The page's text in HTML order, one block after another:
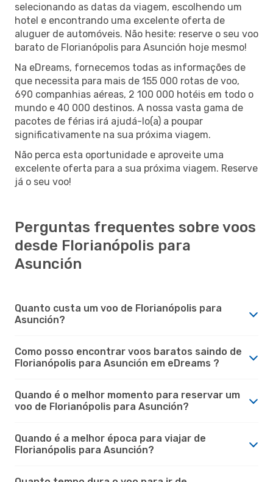
selecionando as datas da viagem, escolhendo um
hotel e encontrando uma excelente oferta de
aluguer de automóveis. Não hesite: reserve o seu voo
barato de Florianópolis para Asunción hoje mesmo!
Na eDreams, fornecemos todas as informações de
que necessita para mais de 155 000 rotas de voo,
690 companhias aéreas, 2 100 000 hotéis em todo o
mundo e 40 000 destinos. A nossa vasta gama de
pacotes de férias irá ajudá-lo(a) a poupar
significativamente na sua próxima viagem.
Não perca esta oportunidade e aproveite uma
excelente oferta para a sua próxima viagem. Reserve
já o seu voo!
Perguntas frequentes sobre voos
desde Florianópolis para
Asunción
Quanto custa um voo de Florianópolis para
Asunción?
Como posso encontrar voos baratos saindo de
Florianópolis para Asunción em eDreams ?
Quando é o melhor momento para reservar um
voo de Florianópolis para Asunción?
Quando é a melhor época para viajar de
Florianópolis para Asunción?